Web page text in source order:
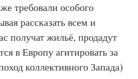
требовали особого
рассказать всем и
получат жильё, продадут
в Европу агитировать за
коллективного Запада)